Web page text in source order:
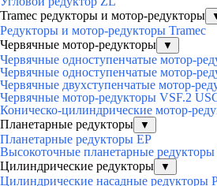
Tramec редукторы и мотор-редукторы
Редукторы и мотор-редукторы Tramec
Червячные мотор-редукторы
▼
Червячные одноступенчатые мотор-
Червячные одноступенчатые мотор-
Червячные двухступенчатые мотор-
Червячные мотор-редукторы VSF.2
Коническо-цилиндрические мотор-
Планетарные редукторы
▼
Планетарные редукторы EP
Высокоточные планетарные редукторы
Цилиндрические редукторы
▼
Цилиндрические насадные редукторы